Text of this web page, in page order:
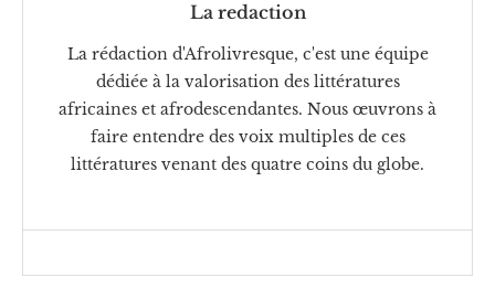
La redaction
La rédaction d'Afrolivresque, c'est une équipe
dédiée à la valorisation des littératures
africaines et afrodescendantes. Nous œuvrons à
faire entendre des voix multiples de ces
littératures venant des quatre coins du globe.